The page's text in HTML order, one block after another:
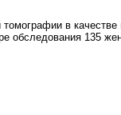
в
обследования 135